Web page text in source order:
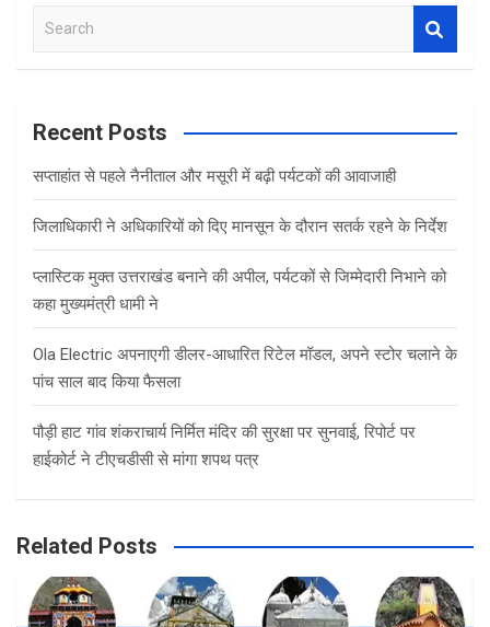
a
c
Recent Posts
सप्ताहांत से पहले नैनीताल और मसूरी में बढ़ी पर्यटकों की आवाजाही
जिलाधिकारी ने अधिकारियों को दिए मानसून के दौरान सतर्क रहने के निर्देश
प्लास्टिक मुक्त उत्तराखंड बनाने की अपील, पर्यटकों से जिम्मेदारी निभाने को
कहा मुख्यमंत्री धामी ने
Ola Electric अपनाएगी डीलर-आधारित रिटेल मॉडल, अपने स्टोर चलाने के
पांच साल बाद किया फैसला
पौड़ी हाट गांव शंकराचार्य निर्मित मंदिर की सुरक्षा पर सुनवाई, रिपोर्ट पर
हाईकोर्ट ने टीएचडीसी से मांगा शपथ पत्र
Related Posts